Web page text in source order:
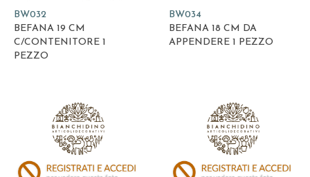
BW032
BEFANA 19 CM
C/CONTENITORE 1
PEZZO
BW034
BEFANA 18 CM DA
APPENDERE 1 PEZZO